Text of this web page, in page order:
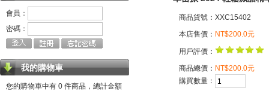
會員：
密碼：
我的購物車
您的購物車中有 0 件商品，總計金額
商品貨號：XXC15402
本店售價： NT$200.0元
用戶評價：
商品總價： NT$200.0元
購買數量：